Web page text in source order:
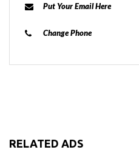
Put Your Email Here
Change Phone
RELATED ADS